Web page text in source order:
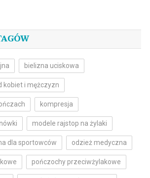
bielizna uciskowa
kobiet i mężczyzn
kompresja
modele rajstop na żylaki
dla sportowców odzież medyczna
pończochy przeciwżylakowe